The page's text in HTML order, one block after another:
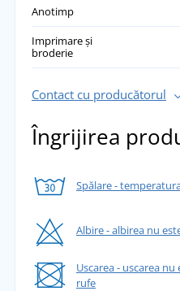
Anotimp
Imprimare și
broderie
Contact cu producătorul
Îngrijirea
Spălare -
Albire - albirea nu
Uscarea - uscarea
rufe